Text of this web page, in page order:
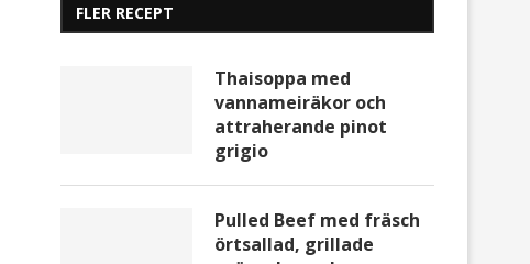
FLER RECEPT
Thaisoppa med
vannameiräkor och
attraherande pinot
grigio
Pulled Beef med fräsch
örtsallad, grillade